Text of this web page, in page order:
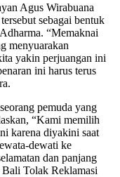
Agus Wirabuana
sebagai bentuk
“Memaknai
menyuarakan
yakin perjuangan ini
ini harus terus
pemuda yang
“Kami memilih
karena diyakini saat
dewati ke
dan panjang
Bali Tolak Reklamasi